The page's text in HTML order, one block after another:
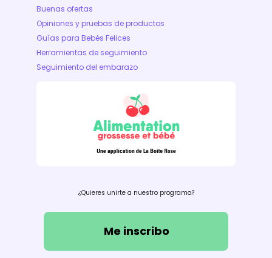
Buenas ofertas
Opiniones y pruebas de productos
Guías para Bebés Felices
Herramientas de seguimiento
Seguimiento del embarazo
¿Quieres unirte a nuestro programa?
Me inscribo